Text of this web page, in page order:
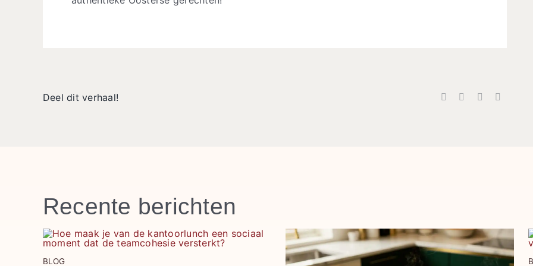
Deel dit verhaal!
Recente berichten
BLOG